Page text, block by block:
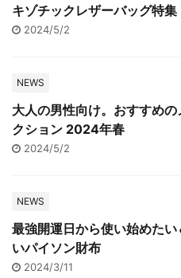
キゾチックレザーバッグ特集
2024/5/2
NEWS
大人の男性向け。おすすめの
クション 2024年春
2024/5/2
NEWS
最強開運日から使い始めたい
いパイソン財布
2024/3/11